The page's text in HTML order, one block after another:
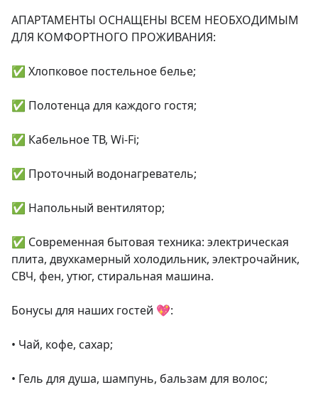
АПАРТАМЕНТЫ ОСНАЩЕНЫ ВСЕМ НЕОБХОДИМЫМ
ДЛЯ КОМФОРТНОГО ПРОЖИВАНИЯ:
✅ Хлопковое постельное белье;
✅ Полотенца для каждого гостя;
✅ Кабельное ТВ, Wi-Fi;
✅ Проточный водонагреватель;
✅ Напольный вентилятор;
✅ Современная бытовая техника: электрическая
плита, двухкамерный холодильник, электрочайник,
СВЧ, фен, утюг, стиральная машина.
Бонусы для наших гостей 💖:
• Чай, кофе, сахар;
• Гель для душа, шампунь, бальзам для волос;